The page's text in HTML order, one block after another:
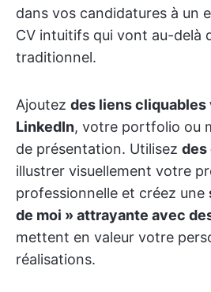
dans vos candidatures à un
CV intuitifs qui vont au-delà
traditionnel.
Ajoutez des liens
LinkedIn, votre portfolio ou
de présentation. Utilisez des
illustrer visuellement votre
professionnelle et créez une
de moi » attrayante avec
mettent en valeur votre
réalisations.